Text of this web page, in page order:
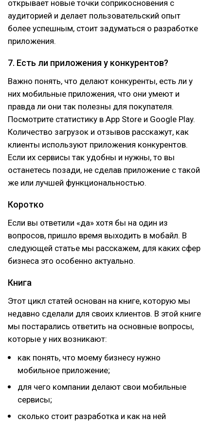
открывает новые точки соприкосновения с
аудиторией и делает пользовательский опыт
более успешным, стоит задуматься о разработке
приложения.
7. Есть ли приложения у конкурентов?
Важно понять, что делают конкуренты, есть ли у
них мобильные приложения, что они умеют и
правда ли они так полезны для покупателя.
Посмотрите статистику в App Store и Google Play.
Количество загрузок и отзывов расскажут, как
клиенты используют приложения конкурентов.
Если их сервисы так удобны и нужны, то вы
останетесь позади, не сделав приложение с такой
же или лучшей функциональностью.
Коротко
Если вы ответили «да» хотя бы на один из
вопросов, пришло время выходить в мобайл. В
следующей статье мы расскажем, для каких сфер
бизнеса это особенно актуально.
Книга
Этот цикл статей основан на книге, которую мы
недавно сделали для своих клиентов. В этой книге
мы постарались ответить на основные вопросы,
которые у них возникают:
как понять, что моему бизнесу нужно
мобильное приложение;
для чего компании делают свои мобильные
сервисы;
сколько стоит разработка и как на ней